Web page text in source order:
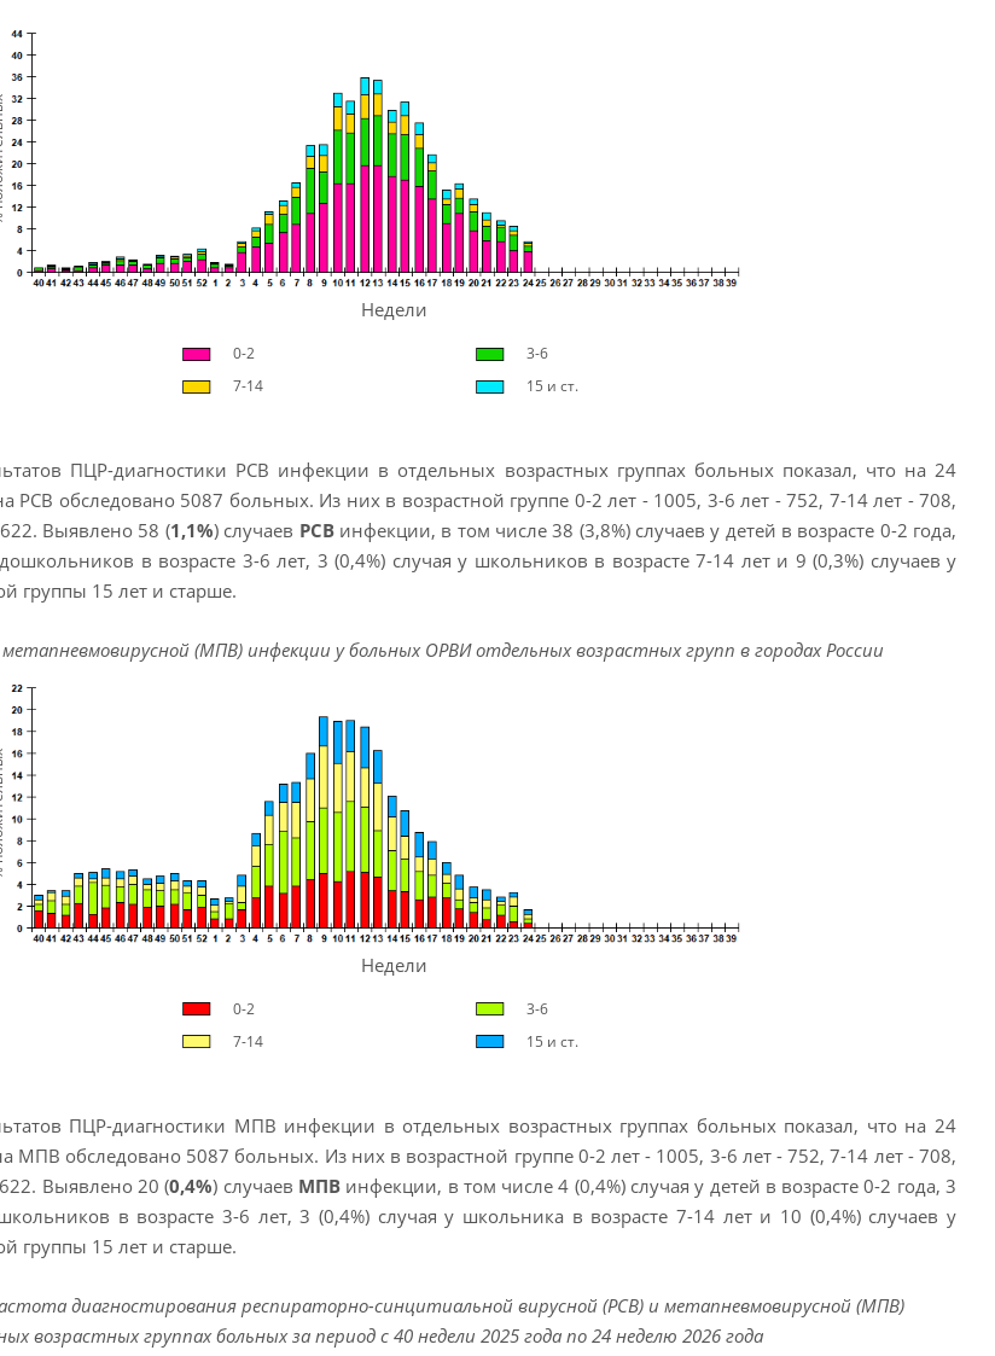
Недели
0-2
3-6
7-14
15 и ст.
ПЦР-диагностики РСВ инфекции в отдельных возрастных группах больных показал, что на 24
РСВ обследовано 5087 больных. Из них в возрастной группе 0-2 лет - 1005, 3-6 лет - 752, 7-14 лет - 708,
Выявлено 58 (1,1%) случаев РСВинфекции, в том числе 38 (3,8%) случаев у детей в возрасте 0-2 года,
в возрасте 3-6 лет, 3 (0,4%) случая у школьников в возрасте 7-14 лет и 9 (0,3%) случаев у
группы 15 лет и старше.
(МПВ) инфекции у больных ОРВИ отдельных возрастных групп в городах России
Недели
0-2
3-6
7-14
15 и ст.
ПЦР-диагностики МПВ инфекции в отдельных возрастных группах больных показал, что на 24
МПВ обследовано 5087 больных. Из них в возрастной группе 0-2 лет - 1005, 3-6 лет - 752, 7-14 лет - 708,
Выявлено 20 (0,4%) случаев МПВинфекции, в том числе 4 (0,4%) случая у детей в возрасте 0-2 года, 3
в возрасте 3-6 лет, 3 (0,4%) случая у школьника в возрасте 7-14 лет и 10 (0,4%) случаев у
группы 15 лет и старше.
диагностирования респираторно-синцитиальной вирусной (РСВ) и метапневмовирусной (МПВ)
возрастных группах больных за период c 40 недели 2025 года по 24 неделю 2026 года